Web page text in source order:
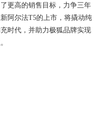
更高的销售目标，力争三年
阿尔法T5的上市，将撬动纯
时代，并助力极狐品牌实现